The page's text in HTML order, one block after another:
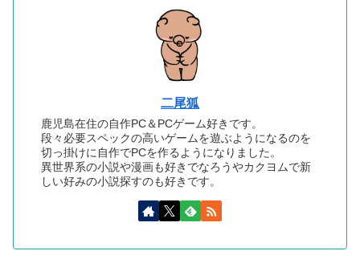
二尾狐
鹿児島在住の自作PC＆PCゲーム好きです。
段々必要スペックの高いゲームを遊ぶようになるのを
切っ掛けに自作でPCを作るようになりました。
異世界系の小説や漫画も好きでなろうやカクヨムで新
しい好みの小説探すのも好きです。